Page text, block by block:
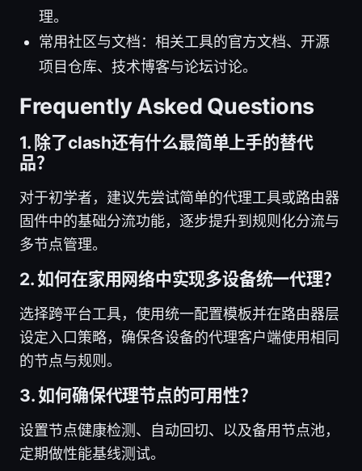
理。
常用社区与文档：相关工具的官方文档、开源
项目仓库、技术博客与论坛讨论。
Frequently Asked Questions
1. 除了clash还有什么最简单上手的替代
品？
对于初学者，建议先尝试简单的代理工具或路由器
固件中的基础分流功能，逐步提升到规则化分流与
多节点管理。
2. 如何在家用网络中实现多设备统一代理？
选择跨平台工具，使用统一配置模板并在路由器层
设定入口策略，确保各设备的代理客户端使用相同
的节点与规则。
3. 如何确保代理节点的可用性？
设置节点健康检测、自动回切、以及备用节点池，
定期做性能基线测试。